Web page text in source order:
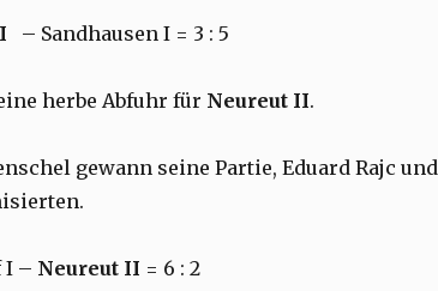
– Sandhausen I = 3 : 5
herbe Abfuhr für Neureut II.
gewann seine Partie, Eduard Rajc und
I – Neureut II = 6 : 2